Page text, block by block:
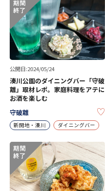
公開日:2024/05/24
湊川公園のダイニングバー「守破
離」取材レポ。家庭料理をアテに
お酒を楽しむ
守破離
新開地・湊川 ダイニングバー